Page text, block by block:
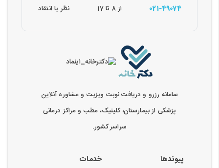
021-49074
از 8 تا 17
نظر یا انتقاد
سامانه رزرو و دریافت نوبت ویزیت و مشاوره آنلاین
پزشکی از بیمارستان، کلینیک، مطب و مراکز درمانی
سراسر کشور.
پیوندها خدمات